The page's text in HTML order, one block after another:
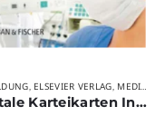
,MYVETBRAIN
, ELSEVIER VERLAG, MEDIZIN
Digitale Karteikarten Intensiv- und Anästhesiepflege